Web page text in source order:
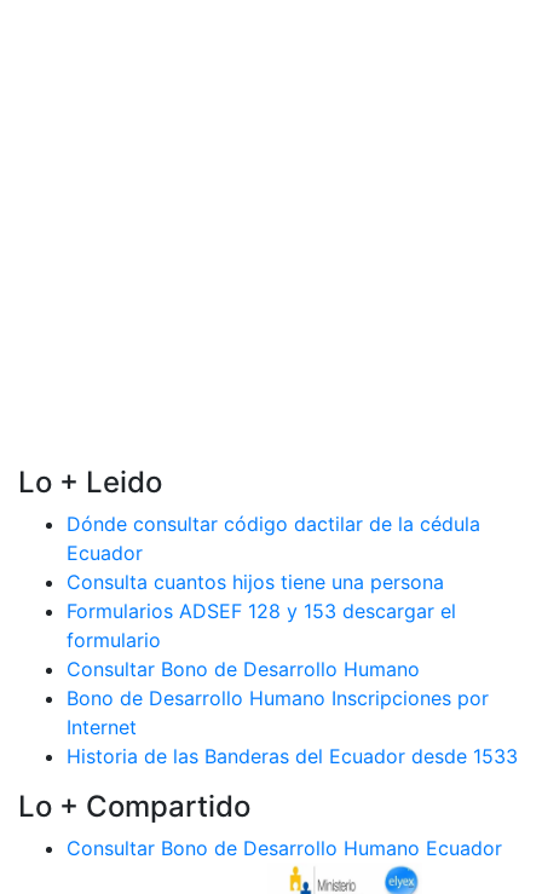
Lo + Leido
Dónde consultar código dactilar de la cédula
Ecuador
Consulta cuantos hijos tiene una persona
Formularios ADSEF 128 y 153 descargar el
formulario
Consultar Bono de Desarrollo Humano
Bono de Desarrollo Humano Inscripciones por
Internet
Historia de las Banderas del Ecuador desde 1533
Lo + Compartido
Consultar Bono de Desarrollo Humano Ecuador